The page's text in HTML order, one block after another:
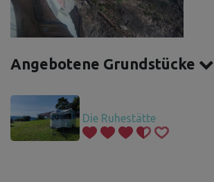
Angebotene Grundstücke
Die Ruhestätte